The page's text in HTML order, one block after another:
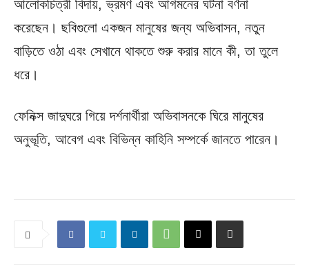
আলোকচিত্রী বিদায়, ভ্রমণ এবং আগমনের ঘটনা বর্ণনা
করেছেন। ছবিগুলো একজন মানুষের জন্য অভিবাসন, নতুন
বাড়িতে ওঠা এবং সেখানে থাকতে শুরু করার মানে কী, তা তুলে
ধরে।
ফেনিক্স জাদুঘরে গিয়ে দর্শনার্থীরা অভিবাসনকে ঘিরে মানুষের
অনুভূতি, আবেগ এবং বিভিন্ন কাহিনি সম্পর্কে জানতে পারেন।